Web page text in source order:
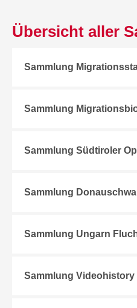
Übersicht aller
Sammlung
Sammlung
Sammlung Südtiroler
Sammlung
Sammlung Ungarn
Sammlung Videohistory